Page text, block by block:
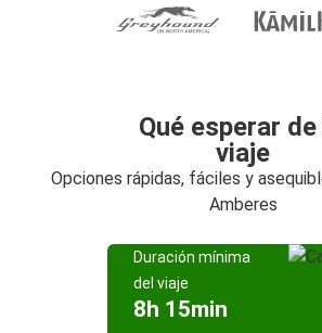
Qué esperar
viaje
Opciones rápidas, fáciles y
Amberes
Duración mínima
del viaje
8h 15min